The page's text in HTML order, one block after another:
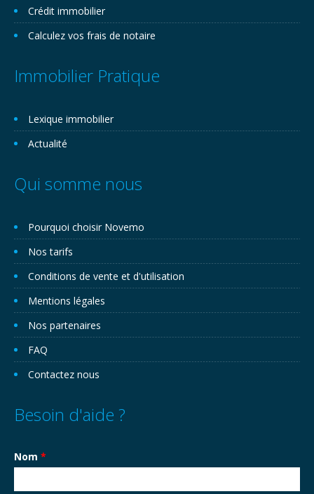
Crédit immobilier
Calculez vos frais de notaire
Immobilier Pratique
Lexique immobilier
Actualité
Qui somme nous
Pourquoi choisir Novemo
Nos tarifs
Conditions de vente et d'utilisation
Mentions légales
Nos partenaires
FAQ
Contactez nous
Besoin d'aide ?
Nom *